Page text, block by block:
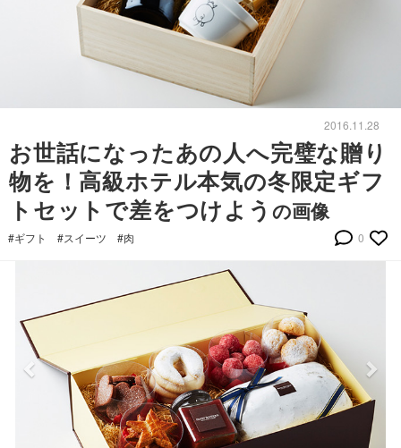
2016.11.28
お世話になったあの人へ完璧な贈り
物を！高級ホテル本気の冬限定ギフ
トセットで差をつけよう の画像
#ギフト #スイーツ #肉 0